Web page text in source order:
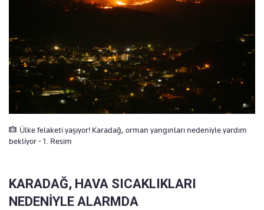
Ülke felaketi yaşıyor! Karadağ, orman yangınları nedeniyle yardım
bekliyor - 1. Resim
KARADAĞ, HAVA SICAKLIKLARI
NEDENİYLE ALARMDA